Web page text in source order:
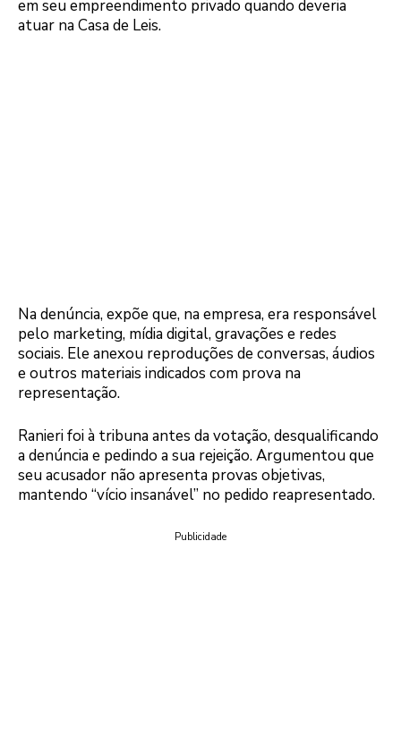
em seu empreendimento privado quando deveria
atuar na Casa de Leis.
Na denúncia, expõe que, na empresa, era responsável
pelo marketing, mídia digital, gravações e redes
sociais. Ele anexou reproduções de conversas, áudios
e outros materiais indicados com prova na
representação.
Ranieri foi à tribuna antes da votação, desqualificando
a denúncia e pedindo a sua rejeição. Argumentou que
seu acusador não apresenta provas objetivas,
mantendo “vício insanável” no pedido reapresentado.
Publicidade